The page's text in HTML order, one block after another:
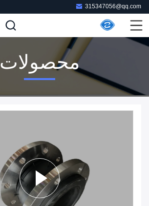
315347056@qq.com
محصولات